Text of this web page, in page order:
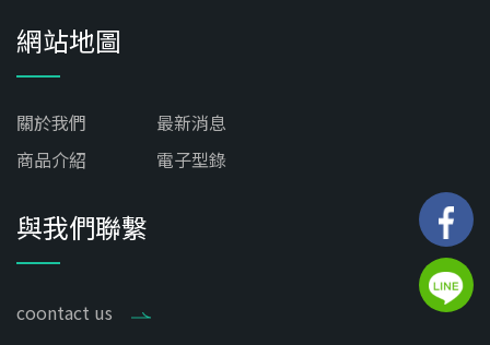
網站地圖
關於我們
最新消息
商品介紹
電子型錄
與我們聯繫
coontact us